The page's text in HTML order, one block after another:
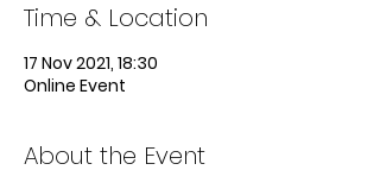
Time & Location
17 Nov 2021, 18:30
Online Event
About the Event